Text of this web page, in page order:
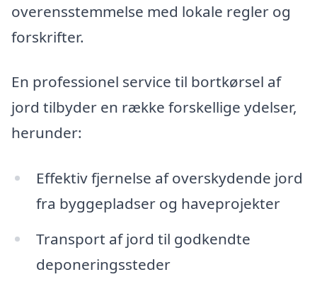
overensstemmelse med lokale regler og
forskrifter.
En professionel service til bortkørsel af
jord tilbyder en række forskellige ydelser,
herunder:
Effektiv fjernelse af overskydende jord
fra byggepladser og haveprojekter
Transport af jord til godkendte
deponeringssteder